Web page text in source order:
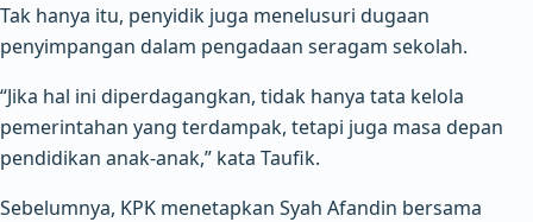
Tak hanya itu, penyidik juga menelusuri dugaan
penyimpangan dalam pengadaan seragam sekolah.
“Jika hal ini diperdagangkan, tidak hanya tata kelola
pemerintahan yang terdampak, tetapi juga masa depan
pendidikan anak-anak,” kata Taufik.
Sebelumnya, KPK menetapkan Syah Afandin bersama